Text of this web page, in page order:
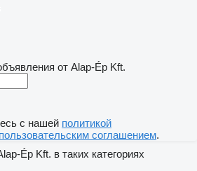
от Alap-Ép Kft.
с нашей политикой
пользовательским соглашением.
Ép Kft. в таких категориях